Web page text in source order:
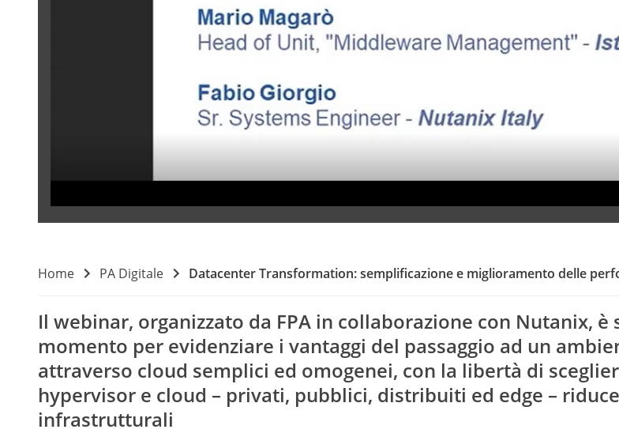
Home PA Digitale Datacenter Transformation: semplificazione e miglioramento delle
Il webinar, organizzato da FPA in collaborazione con Nutanix, è
momento per evidenziare i vantaggi del passaggio ad un
attraverso cloud semplici ed omogenei, con la libertà di
hypervisor e cloud – privati, pubblici, distribuiti ed edge –
infrastrutturali